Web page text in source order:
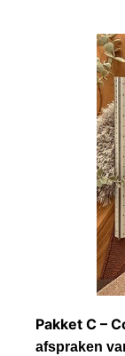
Pakket C –
afspraken